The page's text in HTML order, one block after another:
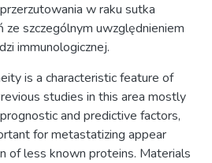
w raku sutka
ze szczególnym uwzględnieniem
immunologicznej.
is a characteristic feature of
studies in this area mostly
and predictive factors,
for metastatizing appear
of less known proteins. Materials